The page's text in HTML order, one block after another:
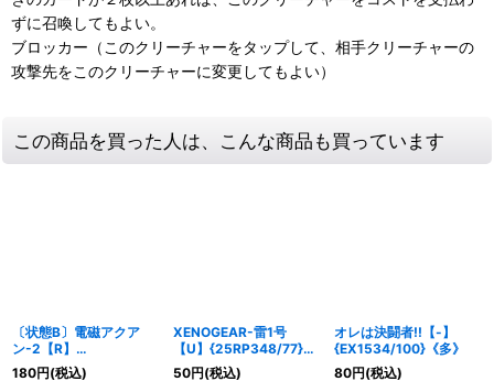
ずに召喚してもよい。
ブロッカー（このクリーチャーをタップして、相手クリーチャーの
攻撃先をこのクリーチャーに変更してもよい）
この商品を買った人は、こんな商品も買っています
〔状態B〕電磁アクア
ン-2【R】
{RP199A/20}《多》
180円(税込)
XENOGEAR-雷1号
【U】{25RP348/77}
《自然》
50円(税込)
オレは決闘者!!【-】
{EX1534/100}《多》
80円(税込)